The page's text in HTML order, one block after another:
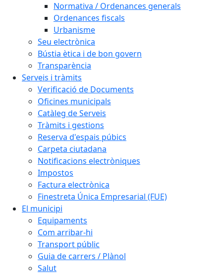
Normativa / Ordenances generals
Ordenances fiscals
Urbanisme
Seu electrònica
Bústia ètica i de bon govern
Transparència
Serveis i tràmits
Verificació de Documents
Oficines municipals
Catàleg de Serveis
Tràmits i gestions
Reserva d'espais púbics
Carpeta ciutadana
Notificacions electròniques
Impostos
Factura electrònica
Finestreta Única Empresarial (FUE)
El municipi
Equipaments
Com arribar-hi
Transport públic
Guia de carrers / Plànol
Salut